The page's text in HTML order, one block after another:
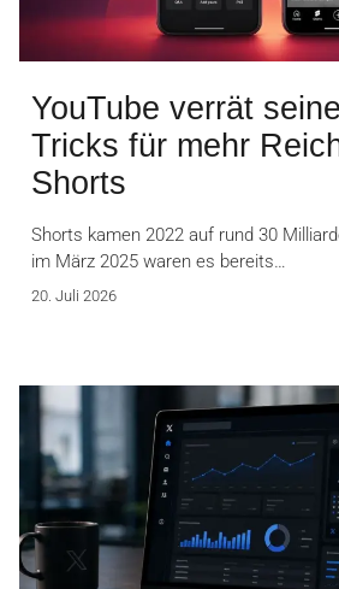
YouTube verrät
Tricks für mehr
Shorts
Shorts kamen 2022 auf rund 30
im März 2025 waren es bereits…
20. Juli 2026